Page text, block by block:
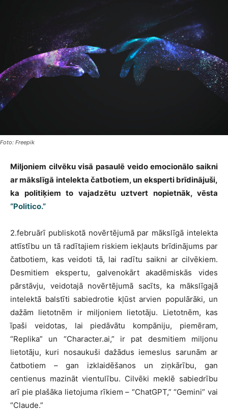
Foto: Freepik
Miljoniem cilvēku visā pasaulē veido emocionālo saikni
ar mākslīgā intelekta čatbotiem, un eksperti brīdinājuši,
ka politiķiem to vajadzētu uztvert nopietnāk, vēsta
“Politico.”
2.februārī publiskotā novērtējumā par mākslīgā intelekta
attīstību un tā radītajiem riskiem iekļauts brīdinājums par
čatbotiem, kas veidoti tā, lai radītu saikni ar cilvēkiem.
Desmitiem ekspertu, galvenokārt akadēmiskās vides
pārstāvju, veidotajā novērtējumā sacīts, ka mākslīgajā
intelektā balstīti sabiedrotie kļūst arvien populārāki, un
dažām lietotnēm ir miljoniem lietotāju. Lietotnēm, kas
īpaši veidotas, lai piedāvātu kompāniju, piemēram,
“Replika” un “Character.ai,” ir pat desmitiem miljonu
lietotāju, kuri nosaukuši dažādus iemeslus sarunām ar
čatbotiem – gan izklaidēšanos un ziņkārību, gan
centienus mazināt vientulību. Cilvēki meklē sabiedrību
arī pie plašāka lietojuma rīkiem – “ChatGPT,” “Gemini” vai
“Claude.”